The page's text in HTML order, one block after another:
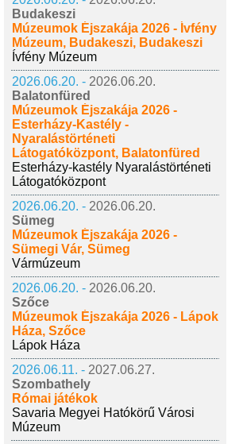
Budakeszi
Múzeumok Éjszakája 2026 - Ívfény
Múzeum, Budakeszi, Budakeszi
Ívfény Múzeum
2026.06.20. - 2026.06.20.
Balatonfüred
Múzeumok Éjszakája 2026 -
Esterházy-Kastély -
Nyaralástörténeti
Látogatóközpont, Balatonfüred
Esterházy-kastély Nyaralástörténeti
Látogatóközpont
2026.06.20. - 2026.06.20.
Sümeg
Múzeumok Éjszakája 2026 -
Sümegi Vár, Sümeg
Vármúzeum
2026.06.20. - 2026.06.20.
Szőce
Múzeumok Éjszakája 2026 - Lápok
Háza, Szőce
Lápok Háza
2026.06.11. - 2027.06.27.
Szombathely
Római játékok
Savaria Megyei Hatókörű Városi
Múzeum